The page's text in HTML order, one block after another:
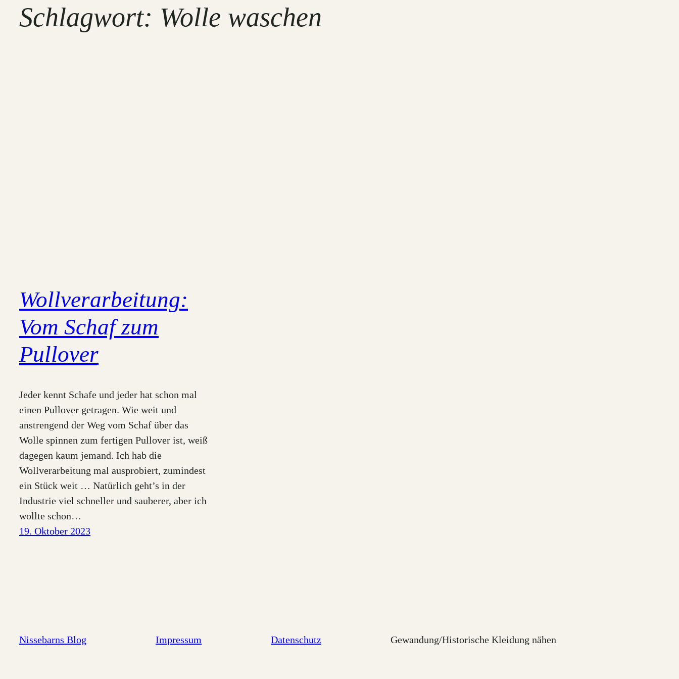
Schlagwort: Wolle waschen
Wollverarbeitung:
Vom Schaf zum
Pullover
Jeder kennt Schafe und jeder hat schon mal
einen Pullover getragen. Wie weit und
anstrengend der Weg vom Schaf über das
Wolle spinnen zum fertigen Pullover ist, weiß
dagegen kaum jemand. Ich hab die
Wollverarbeitung mal ausprobiert, zumindest
ein Stück weit … Natürlich geht’s in der
Industrie viel schneller und sauberer, aber ich
wollte schon…
19. Oktober 2023
Nissebarns Blog Impressum Datenschutz Gewandung/Historische Kleidung nähen